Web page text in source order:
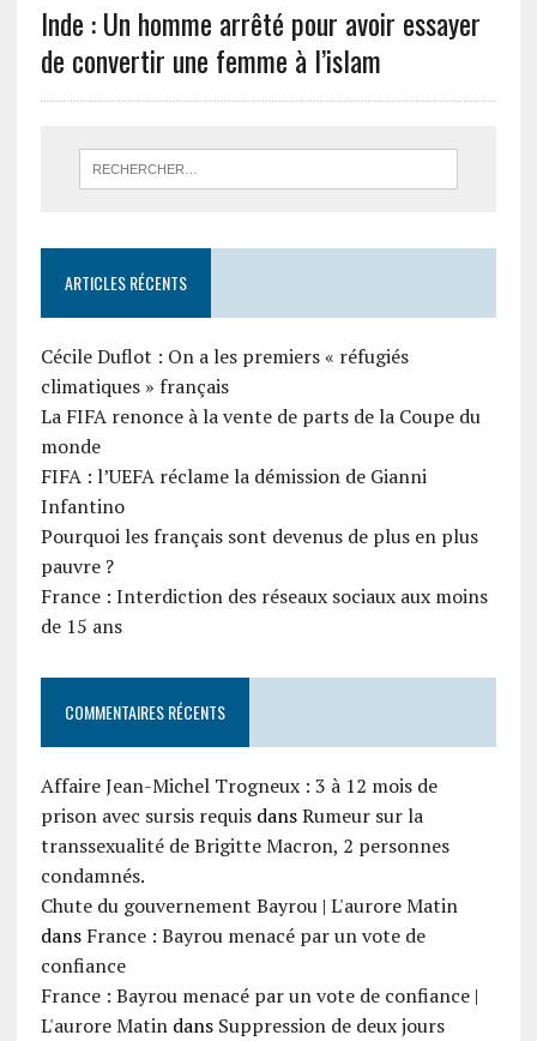
Inde : Un homme arrêté pour avoir essayer
de convertir une femme à l’islam
ARTICLES RÉCENTS
Cécile Duflot : On a les premiers « réfugiés
climatiques » français
La FIFA renonce à la vente de parts de la Coupe du
monde
FIFA : l’UEFA réclame la démission de Gianni
Infantino
Pourquoi les français sont devenus de plus en plus
pauvre ?
France : Interdiction des réseaux sociaux aux moins
de 15 ans
COMMENTAIRES RÉCENTS
Affaire Jean-Michel Trogneux : 3 à 12 mois de
prison avec sursis requisdansRumeur sur la
transsexualité de Brigitte Macron, 2 personnes
condamnés.
Chute du gouvernement Bayrou | L'aurore Matin
dans France : Bayrou menacé par un vote de
confiance
France : Bayrou menacé par un vote de confiance |
L'aurore Matindans Suppression de deux jours